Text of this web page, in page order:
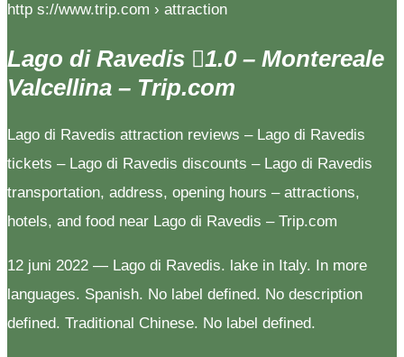
http s://www.trip.com › attraction
Lago di Ravedis 󰺂1.0 – Montereale
Valcellina – Trip.com
Lago di Ravedis attraction reviews – Lago di Ravedis
tickets – Lago di Ravedis discounts – Lago di Ravedis
transportation, address, opening hours – attractions,
hotels, and food near Lago di Ravedis – Trip.com
12 juni 2022 — Lago di Ravedis. lake in Italy. In more
languages. Spanish. No label defined. No description
defined. Traditional Chinese. No label defined.